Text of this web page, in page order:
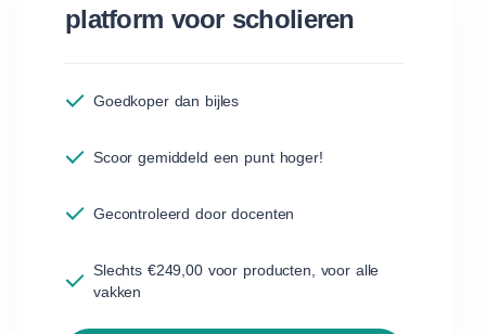
platform voor scholieren
Goedkoper dan bijles
Scoor gemiddeld een punt hoger!
Gecontroleerd door docenten
Slechts €249,00 voor producten, voor alle
vakken